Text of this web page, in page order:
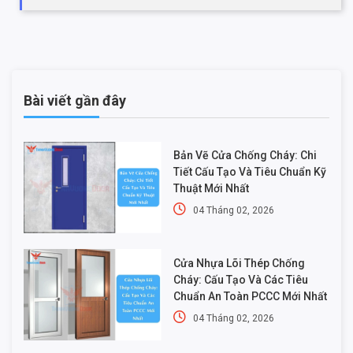
Bài viết gần đây
Bản Vẽ Cửa Chống Cháy: Chi
Tiết Cấu Tạo Và Tiêu Chuẩn Kỹ
Thuật Mới Nhất
04 Tháng 02, 2026
Cửa Nhựa Lõi Thép Chống
Cháy: Cấu Tạo Và Các Tiêu
Chuẩn An Toàn PCCC Mới Nhất
04 Tháng 02, 2026